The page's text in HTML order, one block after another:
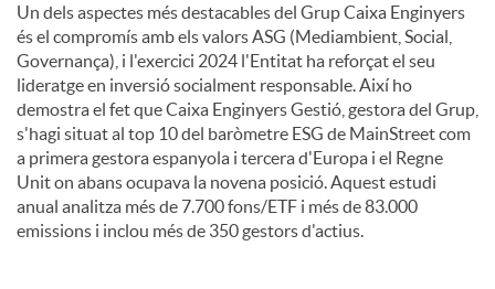
Un dels aspectes més destacables del Grup Caixa Enginyers
és el compromís amb els valors ASG (Mediambient, Social,
Governança), i l'exercici 2024 l'Entitat ha reforçat el seu
lideratge en inversió socialment responsable. Així ho
demostra el fet que Caixa Enginyers Gestió, gestora del Grup,
s'hagi situat al top 10 del baròmetre ESG de MainStreet com
a primera gestora espanyola i tercera d'Europa i el Regne
Unit on abans ocupava la novena posició. Aquest estudi
anual analitza més de 7.700 fons/ETF i més de 83.000
emissions i inclou més de 350 gestors d'actius.